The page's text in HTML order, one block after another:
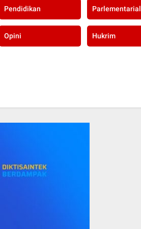
Pendidikan Parlementarial
Opini Hukrim